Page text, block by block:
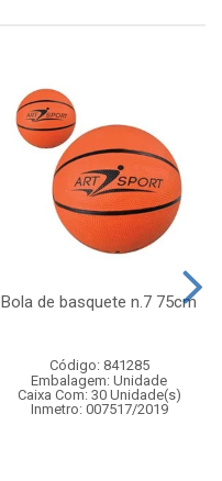
Bola de basquete n.7 75cm
Código: 841285
Embalagem: Unidade
Caixa Com: 30 Unidade(s)
Inmetro: 007517/2019